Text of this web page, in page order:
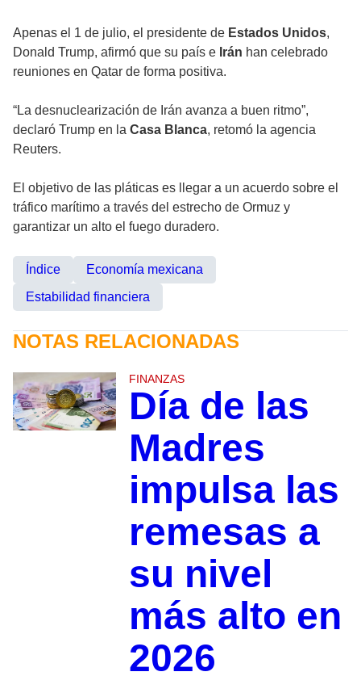
Apenas el 1 de julio, el presidente de Estados Unidos,
Donald Trump, afirmó que su país e Irán han celebrado
reuniones en Qatar de forma positiva.
“La desnuclearización de Irán avanza a buen ritmo”,
declaró Trump en la Casa Blanca, retomó la agencia
Reuters.
El objetivo de las pláticas es llegar a un acuerdo sobre el
tráfico marítimo a través del estrecho de Ormuz y
garantizar un alto el fuego duradero.
Índice
Economía mexicana
Estabilidad financiera
NOTAS RELACIONADAS
FINANZAS
Día de las
Madres
impulsa las
remesas a
su nivel
más alto en
2026